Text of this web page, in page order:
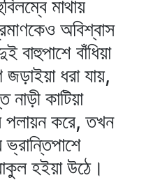
মাথায়
অবিশ্বাস
বাহুপাশে বাঁধিয়া
ধরা যায়,
কাটিয়া
পলায়ন করে, তখন
হইয়া উঠে।